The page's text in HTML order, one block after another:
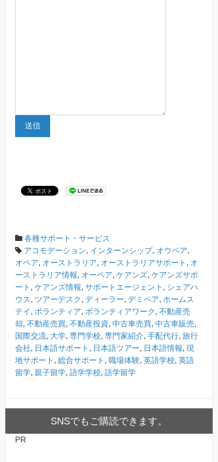
送信
各種サポート・サービス
アコモデーション, インターンシップ, オウペア,
オペア, オーストラリア, オーストラリアサポート , オ
ーストラリア情報, オーペア, ケアンズ, ケアンズサポ
ート , ケアンズ情報, サポートエージェント , シェアハ
ウス, ツアーデスク , ディーラー, デミペア, ホームス
テイ , ボランティア, ボランティアワーク , 不動産売
却, 不動産売買, 不動産投資, 中古車売買, 中古車販売,
国際交流, 大学, 専門学校, 専門家紹介, 手配代行, 旅行
会社, 日本語サポート , 日本語ツアー, 日本語情報, 現
地サポート , 総合サポート , 職場体験, 英語学校, 英語
留学, 親子留学, 語学学校, 語学留学
SNSでもご購読できます。
PR